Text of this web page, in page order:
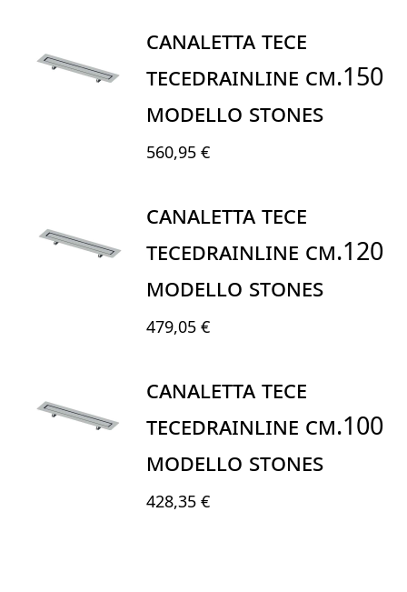
CANALETTA TECE
TECEdrainline CM.150
MODELLO STONES
560,95 €
CANALETTA TECE
TECEdrainline CM.120
MODELLO STONES
479,05 €
CANALETTA TECE
TECEdrainline CM.100
MODELLO STONES
428,35 €